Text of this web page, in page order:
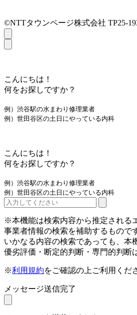
©NTTタウンページ株式会社 TP25-
こんにちは！
何をお探しですか？
例）渋谷駅の水まわり修理業者
例）世田谷区の土日にやっている内科
こんにちは！
何をお探しですか？
例）渋谷駅の水まわり修理業者
例）世田谷区の土日にやっている内科
※本機能は検索内容から推定される
事業者情報の検索を補助するもので
いかなる内容の検索であっても、本
優劣評価・断定的判断・専門的判断
※利用規約をご確認の上ご利用くだ
メッセージ送信完了